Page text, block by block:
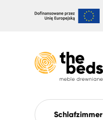
Schlafzimmer